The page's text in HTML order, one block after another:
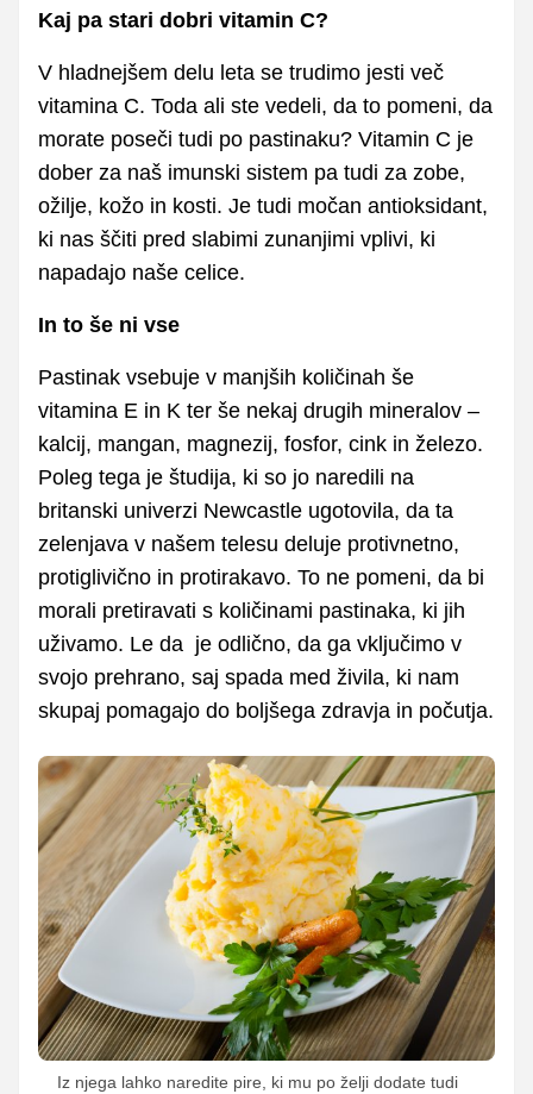
Kaj pa stari dobri vitamin C?
V hladnejšem delu leta se trudimo jesti več
vitamina C. Toda ali ste vedeli, da to pomeni, da
morate poseči tudi po pastinaku? Vitamin C je
dober za naš imunski sistem pa tudi za zobe,
ožilje, kožo in kosti. Je tudi močan antioksidant,
ki nas ščiti pred slabimi zunanjimi vplivi, ki
napadajo naše celice.
In to še ni vse
Pastinak vsebuje v manjših količinah še
vitamina E in K ter še nekaj drugih mineralov –
kalcij, mangan, magnezij, fosfor, cink in železo.
Poleg tega je študija, ki so jo naredili na
britanski univerzi Newcastle ugotovila, da ta
zelenjava v našem telesu deluje protivnetno,
protiglivično in protirakavo. To ne pomeni, da bi
morali pretiravati s količinami pastinaka, ki jih
uživamo. Le da je odlično, da ga vključimo v
svojo prehrano, saj spada med živila, ki nam
skupaj pomagajo do boljšega zdravja in počutja.
Iz njega lahko naredite pire, ki mu po želji dodate tudi